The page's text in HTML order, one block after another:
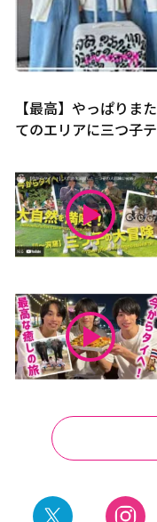
【最高】やっぱりま
てのエリアに三つ子